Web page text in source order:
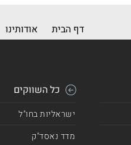
דף הבית אודותינו
כל השווקים
ישראליות בחו"ל
מדד נאסד"ק